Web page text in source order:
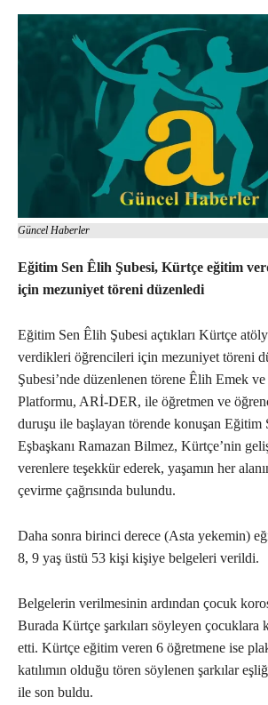
Güncel Haberler
Eğitim Sen Êlih Şubesi, Kürtçe eğitim
için mezuniyet töreni düzenledi
Eğitim Sen Êlih Şubesi açtıkları Kürtçe
verdikleri öğrencileri için mezuniyet töreni
Şubesi’nde düzenlenen törene Êlih Emek
Platformu, ARİ-DER, ile öğretmen ve
duruşu ile başlayan törende konuşan Eğitim
Eşbaşkanı Ramazan Bilmez, Kürtçe’nin
verenlere teşekkür ederek, yaşamın her
çevirme çağrısında bulundu.
Daha sonra birinci derece (Asta yekemin)
8, 9 yaş üstü 53 kişi kişiye belgeleri verildi.
Belgelerin verilmesinin ardından çocuk
Burada Kürtçe şarkıları söyleyen çocuklara
etti. Kürtçe eğitim veren 6 öğretmene ise
katılımın olduğu tören söylenen şarkılar
ile son buldu.